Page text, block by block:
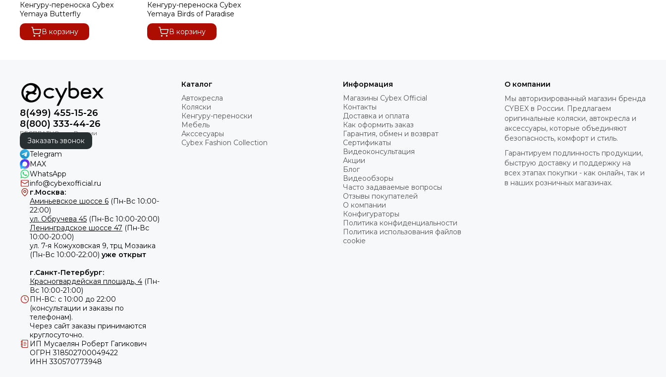
Кенгуру-переноска Cybex
Yemaya Butterfly
В корзину
Кенгуру-переноска Cybex
Yemaya Birds of Paradise
В корзину
8(499) 455-15-26
8(800) 333-44-26
Заказать звонок
Telegram
MAX
WhatsApp
info@cybexofficial.ru
г.Москва:
Аминьевское шоссе 6 (Пн-Вс 10:00-
22:00)
ул. Обручева 45 (Пн-Вс 10:00-20:00)
Ленинградское шоссе 47 (Пн-Вс
10:00-20:00)
ул. 7-я Кожуховская 9, трц Мозаика
(Пн-Вс 10:00-22:00) уже открыт
г.Санкт-Петербург:
Красногвардейская площадь, 4 (Пн-
Вс 10:00-21:00)
ПН-ВС: с 10:00 до 22:00
(консультации и заказы по
телефонам).
Через сайт заказы принимаются
круглосуточно.
ИП Мусаелян Роберт Гагикович
ОГРН 318502700049422
ИНН 330570773948
Каталог
Автокресла
Коляски
Кенгуру-переноски
Мебель
Акссесуары
Cybex Fashion Collection
Информация
Магазины Cybex Official
Контакты
Доставка и оплата
Как оформить заказ
Гарантия, обмен и возврат
Сертификаты
Видеоконсультация
Акции
Блог
Видеообзоры
Часто задаваемые вопросы
Отзывы покупателей
О компании
Конфигураторы
Политика конфиденциальности
Политика использования файлов
cookie
О компании
Мы авторизированный магазин бренда
CYBEX в России. Предлагаем
оригинальные коляски, автокресла и
аксессуары, которые объединяют
безопасность, комфорт и стиль.
Гарантируем подлинность продукции,
быструю доставку и поддержку на
всех этапах покупки - как онлайн, так и
в наших розничных магазинах.